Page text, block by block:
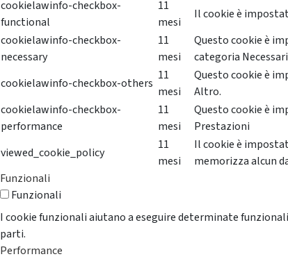
cookielawinfo-checkbox-
functional
11
mesi
Il cookie è
cookielawinfo-checkbox-
necessary
11
mesi
Questo cookie è
categoria
cookielawinfo-checkbox-others
11
mesi
Questo cookie è
Altro.
cookielawinfo-checkbox-
performance
11
mesi
Questo cookie è
Prestazioni
viewed_cookie_policy
11
mesi
Il cookie è
memorizza alcun
Funzionali
Funzionali
I cookie funzionali aiutano a eseguire determinate
parti.
Performance